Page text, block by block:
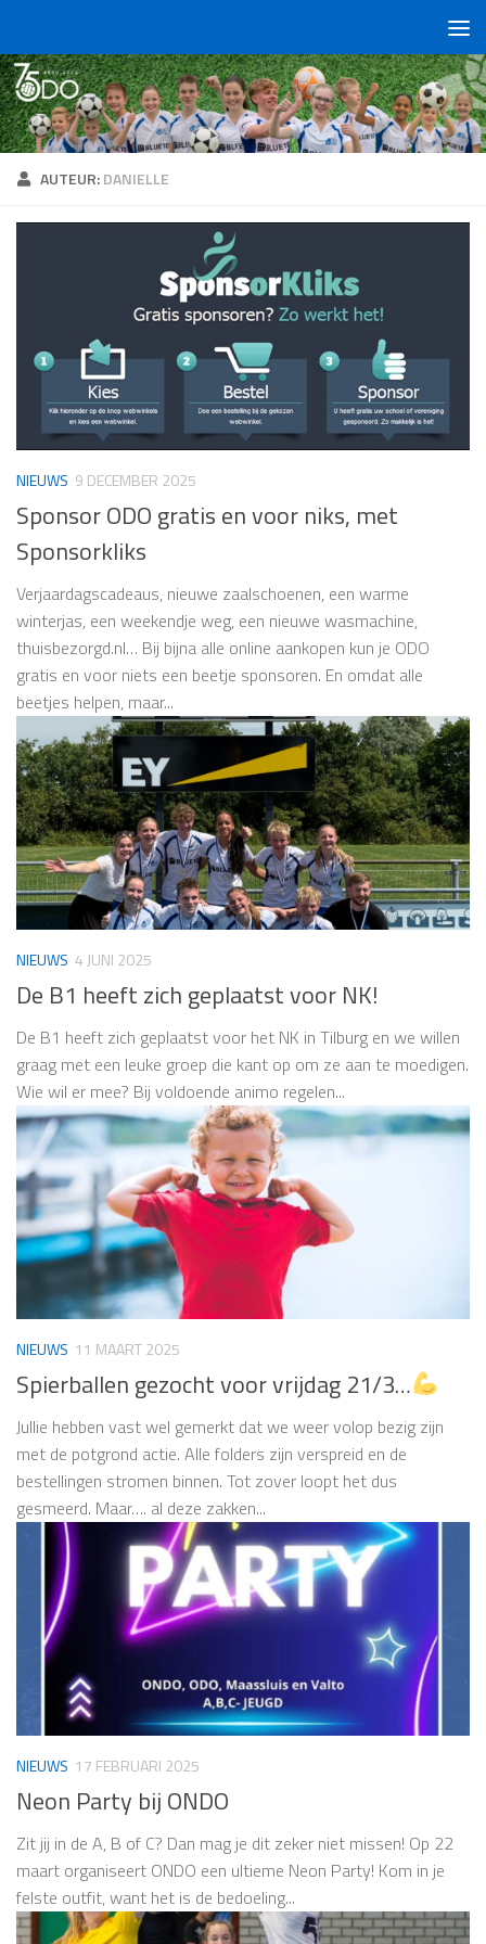
AUTEUR:DANIELLE
NIEUWS 9 DECEMBER 2025
Sponsor ODO gratis en voor niks, met
Sponsorkliks
Verjaardagscadeaus, nieuwe zaalschoenen, een warme
winterjas, een weekendje weg, een nieuwe wasmachine,
thuisbezorgd.nl… Bij bijna alle online aankopen kun je ODO
gratis en voor niets een beetje sponsoren. En omdat alle
beetjes helpen, maar...
NIEUWS 4 JUNI 2025
De B1 heeft zich geplaatst voor NK!
De B1 heeft zich geplaatst voor het NK in Tilburg en we willen
graag met een leuke groep die kant op om ze aan te moedigen.
Wie wil er mee? Bij voldoende animo regelen...
NIEUWS 11 MAART 2025
Spierballen gezocht voor vrijdag 21/3…
Jullie hebben vast wel gemerkt dat we weer volop bezig zijn
met de potgrond actie. Alle folders zijn verspreid en de
bestellingen stromen binnen. Tot zover loopt het dus
gesmeerd. Maar…. al deze zakken...
NIEUWS 17 FEBRUARI 2025
Neon Party bij ONDO
Zit jij in de A, B of C? Dan mag je dit zeker niet missen! Op 22
maart organiseert ONDO een ultieme Neon Party! Kom in je
felste outfit, want het is de bedoeling...